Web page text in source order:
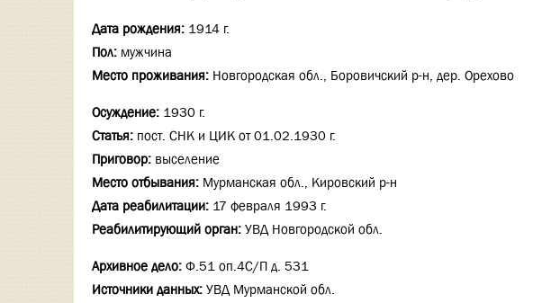
Дата рождения: 1914 г.
Пол: мужчина
Место проживания: Новгородская обл., Боровичский р-н, дер. Орехово
Осуждение: 1930 г.
Статья: пост. СНК и ЦИК от 01.02.1930 г.
Приговор: выселение
Место отбывания: Мурманская обл., Кировский р-н
Дата реабилитации: 17 февраля 1993 г.
Реабилитирующий орган: УВД Новгородской обл.
Архивное дело: Ф.51 оп.4С/П д. 531
Источники данных: УВД Мурманской обл.